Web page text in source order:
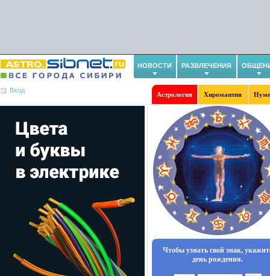
НОВОСТИ РАЗВЛЕЧЕНИЯ
Вход
Астрология Хиромантия
Чтобы узнать свой знак,
день рождения.